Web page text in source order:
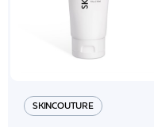
SKINCOUTURE